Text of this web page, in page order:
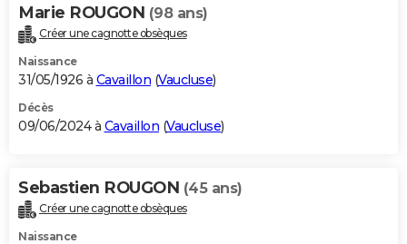
Marie ROUGON (98 ans)
Créer une cagnotte obsèques
Naissance
31/05/1926 à Cavaillon (Vaucluse)
Décès
09/06/2024 à Cavaillon (Vaucluse)
Sebastien ROUGON (45 ans)
Créer une cagnotte obsèques
Naissance